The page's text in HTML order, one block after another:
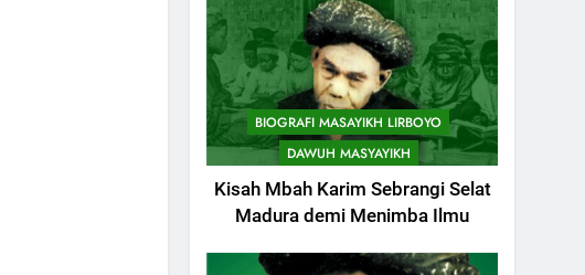
BIOGRAFI MASAYIKH LIRBOYO
DAWUH MASYAYIKH
Kisah Mbah Karim Sebrangi Selat
Madura demi Menimba Ilmu